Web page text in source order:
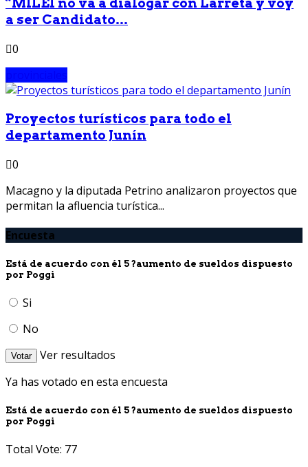
“MILEI no va a dialogar con Larreta y voy
a ser Candidato...
0
Proyectos turísticos para todo el
departamento Junín
0
Macagno y la diputada Petrino analizaron proyectos que
permitan la afluencia turística...
Encuesta
Está de acuerdo con él 5 ?aumento de sueldos dispuesto
por Poggi
Si
No
Votar
Ver resultados
Ya has votado en esta encuesta
Está de acuerdo con él 5 ?aumento de sueldos dispuesto
por Poggi
Total Vote: 77